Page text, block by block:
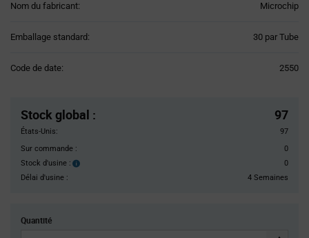
Nom du fabricant: Microchip
Emballage standard: 30 par Tube
Code de date: 2550
Stock global : 97
États-Unis:
97
Sur commande :
0
Stock d'usine :
Stock
0
Délai d'usine :
4 Semaines
Quantité